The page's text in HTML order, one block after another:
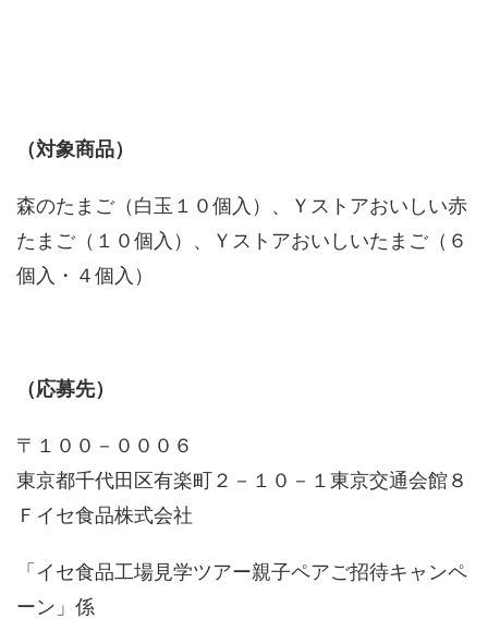
（対象商品）
森のたまご（白玉１０個入）、Ｙストアおいしい赤
たまご（１０個入）、Ｙストアおいしいたまご（６
個入・４個入）
（応募先）
〒１００－０００６
東京都千代田区有楽町２－１０－１東京交通会館８
Ｆイセ食品株式会社
「イセ食品工場見学ツアー親子ペアご招待キャンペ
ーン」係